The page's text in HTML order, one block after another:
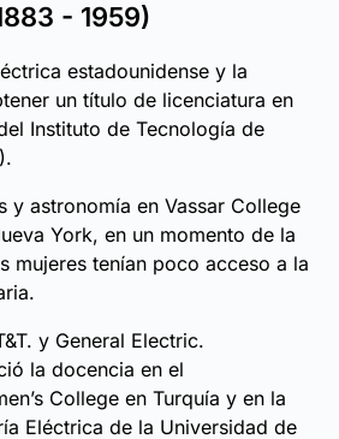
- 1959)
estadounidense y la
un título de licenciatura en
Instituto de Tecnología de
y astronomía en Vassar College
York, en un momento de la
mujeres tenían poco acceso a la
y General Electric.
la docencia en el
College en Turquía y en la
Eléctrica de la Universidad de